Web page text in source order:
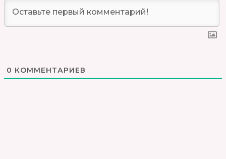
0 КОММЕНТАРИЕВ